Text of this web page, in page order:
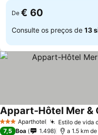
De € 60
Consulte os preços de 13
3 EstrelasAparthotel Estilo de vida
Appart-Hôtel Mer &
7,5 Boa 1.498 a 1.5 km